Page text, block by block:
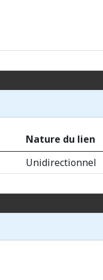
Nature du lien
Unidirectionnel